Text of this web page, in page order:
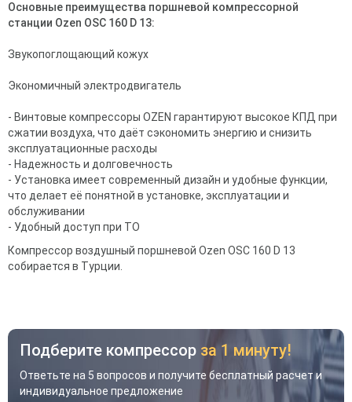
Основные преимущества поршневой компрессорной
станции Ozen OSC 160 D 13:
Звукопоглощающий кожух
Экономичный электродвигатель
- Винтовые компрессоры OZEN гарантируют высокое КПД при
сжатии воздуха, что даёт сэкономить энергию и снизить
эксплуатационные расходы
- Надежность и долговечность
- Установка имеет современный дизайн и удобные функции,
что делает её понятной в установке, эксплуатации и
обслуживании
- Удобный доступ при ТО
Компрессор воздушный поршневой Ozen OSC 160 D 13
собирается в Турции.
Подберите компрессор за 1 минуту!
Ответьте на 5 вопросов и получите бесплатный расчет и
индивидуальное предложение